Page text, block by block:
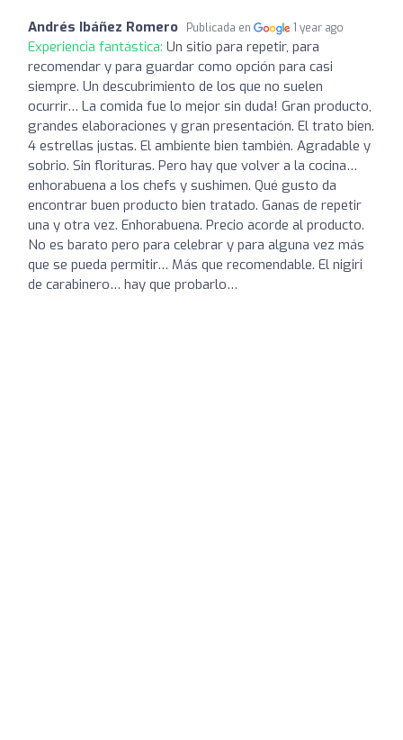
Andrés Ibáñez Romero Publicada en 1 year ago
Experiencia fantástica: Un sitio para repetir, para
recomendar y para guardar como opción para casi
siempre. Un descubrimiento de los que no suelen
ocurrir… La comida fue lo mejor sin duda! Gran producto,
grandes elaboraciones y gran presentación. El trato bien.
4 estrellas justas. El ambiente bien también. Agradable y
sobrio. Sin florituras. Pero hay que volver a la cocina…
enhorabuena a los chefs y sushimen. Qué gusto da
encontrar buen producto bien tratado. Ganas de repetir
una y otra vez. Enhorabuena. Precio acorde al producto.
No es barato pero para celebrar y para alguna vez más
que se pueda permitir… Más que recomendable. El nigiri
de carabinero… hay que probarlo…